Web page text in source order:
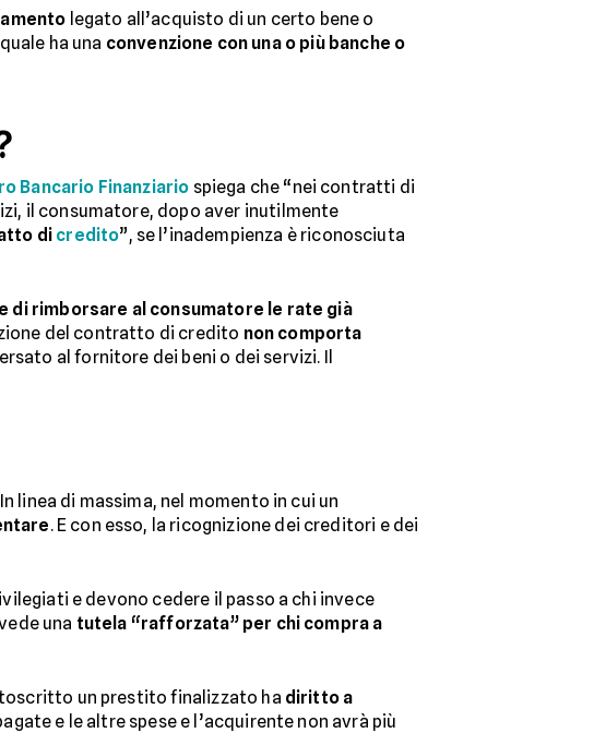
legato all’acquisto di un certo bene o
ha una convenzione con una o più banche o
Bancario Finanziario spiega che “nei contratti di
il consumatore, dopo aver inutilmente
di credito”, se l’inadempienza è riconosciuta
di rimborsare al consumatore le rate già
del contratto di credito non comporta
al fornitore dei beni o dei servizi. Il
linea di massima, nel momento in cui un
. E con esso, la ricognizione dei creditori e dei
e devono cedere il passo a chi invece
una tutela “rafforzata” per chi compra a
un prestito finalizzato ha diritto a
e le altre spese e l’acquirente non avrà più